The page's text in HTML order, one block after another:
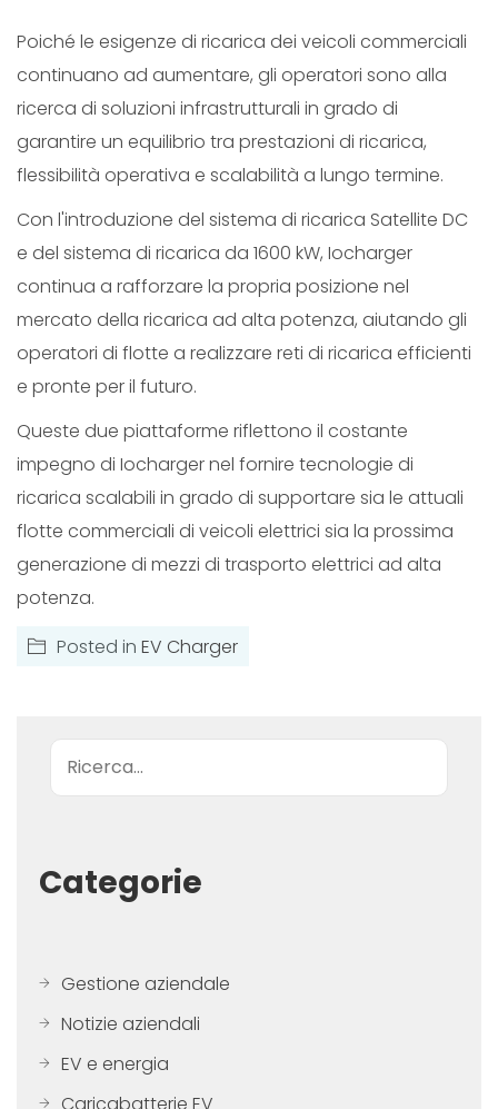
Poiché le esigenze di ricarica dei veicoli commerciali
continuano ad aumentare, gli operatori sono alla
ricerca di soluzioni infrastrutturali in grado di
garantire un equilibrio tra prestazioni di ricarica,
flessibilità operativa e scalabilità a lungo termine.
Con l'introduzione del sistema di ricarica Satellite DC
e del sistema di ricarica da 1600 kW, Iocharger
continua a rafforzare la propria posizione nel
mercato della ricarica ad alta potenza, aiutando gli
operatori di flotte a realizzare reti di ricarica efficienti
e pronte per il futuro.
Queste due piattaforme riflettono il costante
impegno di Iocharger nel fornire tecnologie di
ricarica scalabili in grado di supportare sia le attuali
flotte commerciali di veicoli elettrici sia la prossima
generazione di mezzi di trasporto elettrici ad alta
potenza.
Posted in EV Charger
Ricerca
Categorie
Gestione aziendale
Notizie aziendali
EV e energia